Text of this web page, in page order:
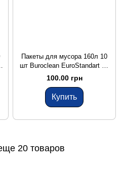
Пакеты для мусора 160л 10
шт Buroclean EuroStandart 25
мкм черные
100.00 грн
Купить
20 товаров